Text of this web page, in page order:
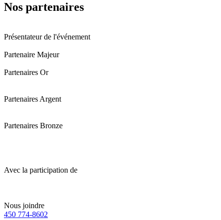
Nos partenaires
Présentateur de l'événement
Partenaire Majeur
Partenaires Or
Partenaires Argent
Partenaires Bronze
Avec la participation de
Nous joindre
450 774-8602